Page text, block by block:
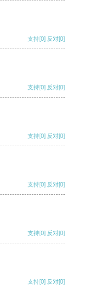
支持[0] 反对[0]
支持[0] 反对[0]
支持[0] 反对[0]
支持[0] 反对[0]
支持[0] 反对[0]
支持[0] 反对[0]